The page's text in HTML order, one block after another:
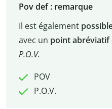
Pov def : remarque
Il est également
avec un point abréviatif
P.O.V.
POV
P.O.V.